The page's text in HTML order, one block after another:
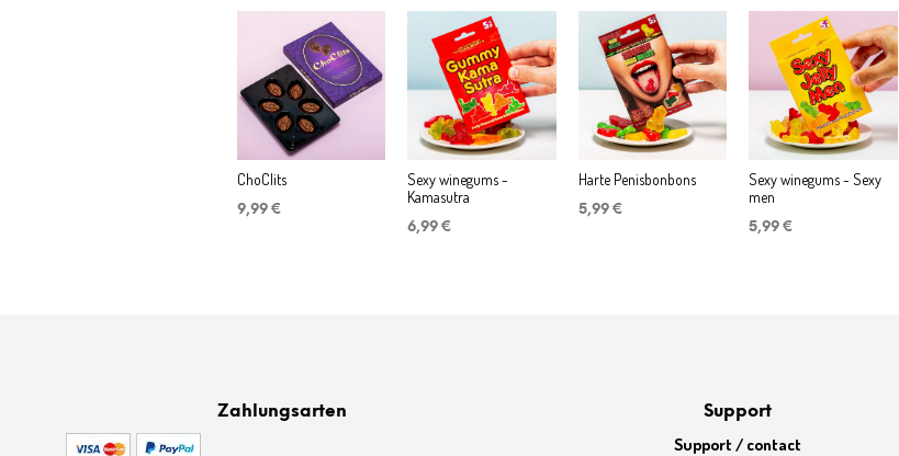
ChoClits
9,99 €
Sexy winegums -
Kamasutra
6,99 €
Harte Penisbonbons
5,99 €
Sexy winegums - Sexy
men
5,99 €
Zahlungsarten Support
Support / contact